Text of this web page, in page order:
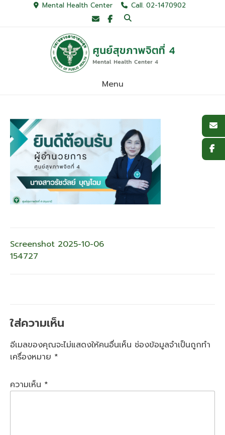
Mental Health Center Call. 02-1470902
Menu
แนะแนว
Screenshot 2025-10-06
154727
ใส่ความเห็น
อีเมลของคุณจะไม่แสดงให้คนอื่นเห็น ช่องข้อมูลจำเป็นถูกทำ
เครื่องหมาย *
ความเห็น *